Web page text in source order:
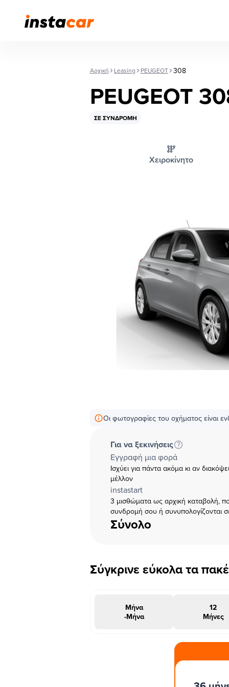
Αρχική Leasing PEUGEOT 308
PEUGEOT
ΣΕ ΣΥΝΔΡΟΜΉ
Χειροκίνητο
Οι φωτογραφίες του οχήματος είναι
Για να ξεκινήσεις
Εγγραφή μια φορά
Ισχύει για πάντα ακόμα κι αν
μέλλον
instastart
3 μισθώματα ως αρχική καταβολή,
συνδρομή σου ή συνυπολογίζονται
Σύνολο
Σύγκρινε εύκολα τα
Μήνα
-Μήνα
12
Μήνες